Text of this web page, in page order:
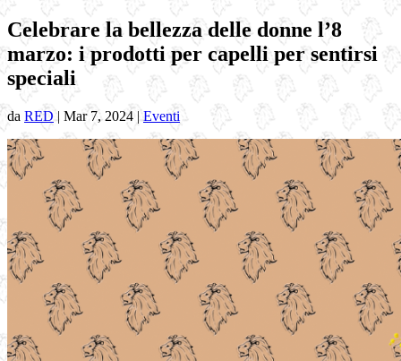
Celebrare la bellezza delle donne l’8
marzo: i prodotti per capelli per sentirsi
speciali
da RED | Mar 7, 2024 | Eventi